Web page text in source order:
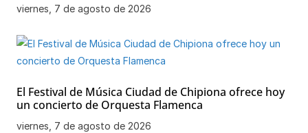
viernes, 7 de agosto de 2026
El Festival de Música Ciudad de Chipiona ofrece hoy
un concierto de Orquesta Flamenca
viernes, 7 de agosto de 2026